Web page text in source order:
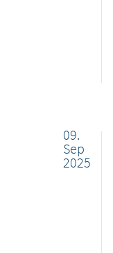
09.
Sep
2025